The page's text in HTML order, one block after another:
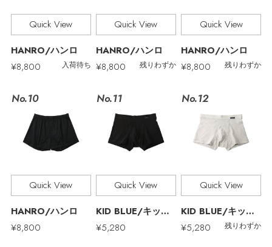
その他(傘・ハンカチ・時計など)
エディター厳選ギフト
Quick View
HANRO/ハンロ
¥8,800
入荷待ち
Quick View
HANRO/ハンロ
¥8,800
残りわずか
Quick View
HANRO/ハンロ
¥8,800
残りわずか
No.10
Quick View
HANRO/ハンロ
¥8,800
No.11
Quick View
KID BLUE/キッドブルー
¥5,280
No.12
Quick View
KID BLUE/キッドブルー
¥5,280
残りわずか